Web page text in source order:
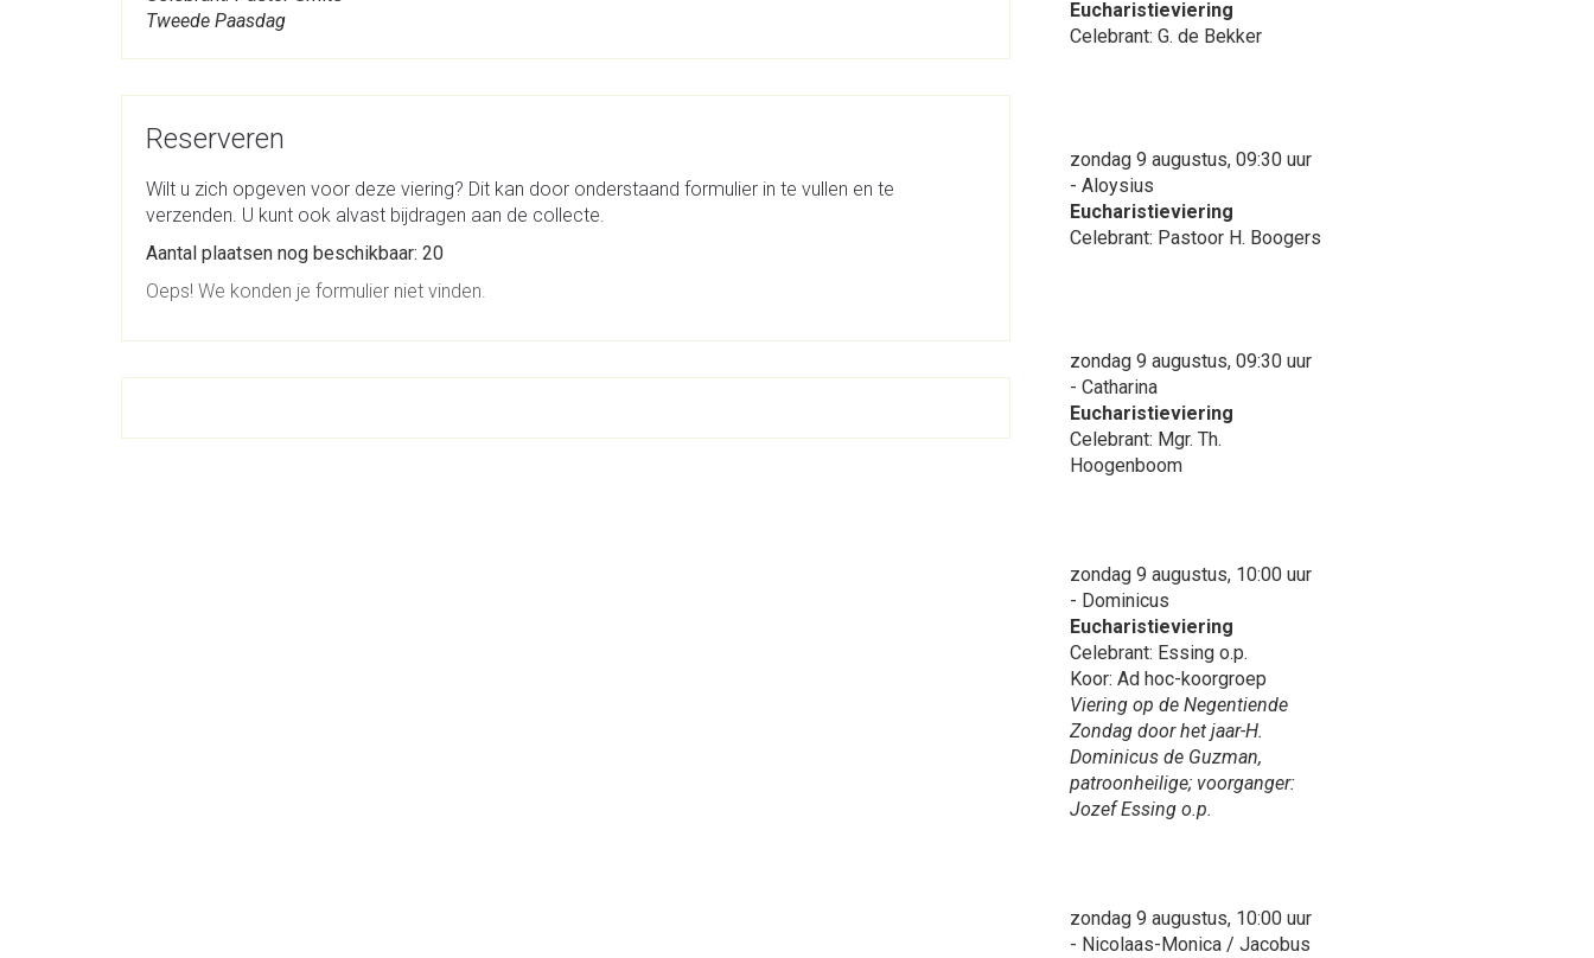
Tweede Paasdag
Reserveren
Wilt u zich opgeven voor deze viering? Dit kan door onderstaand formulier in te vullen en te
verzenden. U kunt ook alvast bijdragen aan de collecte.
Aantal plaatsen nog beschikbaar: 20
Oeps! We konden je formulier niet vinden.
Eucharistieviering
Celebrant: G. de Bekker
zondag 9 augustus, 09:30 uur
- Aloysius
Eucharistieviering
Celebrant: Pastoor H. Boogers
zondag 9 augustus, 09:30 uur
- Catharina
Eucharistieviering
Celebrant: Mgr. Th.
Hoogenboom
zondag 9 augustus, 10:00 uur
- Dominicus
Eucharistieviering
Celebrant: Essing o.p.
Koor: Ad hoc-koorgroep
Viering op de Negentiende
Zondag door het jaar-H.
Dominicus de Guzman,
patroonheilige; voorganger:
Jozef Essing o.p.
zondag 9 augustus, 10:00 uur
- Nicolaas-Monica / Jacobus